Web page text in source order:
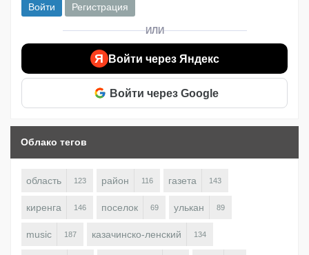
Войти Регистрация
ИЛИ
Я Войти через Яндекс
Войти через Google
Облако тегов
область 123 район 116 газета 143
киренга 146 поселок 69 улькан 89
music 187 казачинско-ленский 134